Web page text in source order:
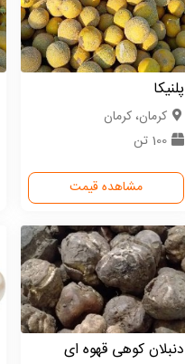
پلنیکا
كرمان، کرمان
100 تن
مشاهده قیمت
دنبلان کوهی قهوه ای